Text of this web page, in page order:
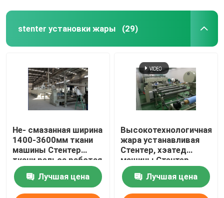
stenter установки жары (29)
Не- смазанная ширина
1400-3600мм ткани
машины Стентер
ткани рельса работая
Лучшая цена
Высокотехнологичная
жара устанавливая
Стентер, хэатед
машины Стентер
ткани электрическое
Лучшая цена